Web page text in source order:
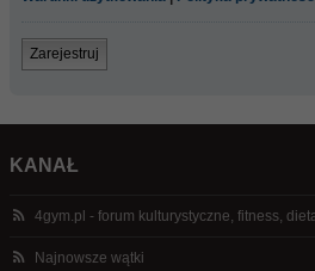
Zarejestruj
KANAŁ
4gym.pl - forum kulturystyczne, fitness,
Najnowsze wątki